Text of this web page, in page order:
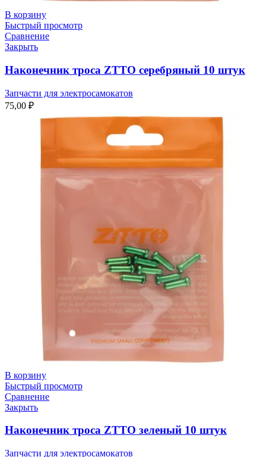
В корзину
Быстрый просмотр
Сравнение
Закрыть
Наконечник троса ZTTO серебряный 10 штук
Запчасти для электросамокатов
75,00 ₽
В корзину
Быстрый просмотр
Сравнение
Закрыть
Наконечник троса ZTTO зеленый 10 штук
Запчасти для электросамокатов